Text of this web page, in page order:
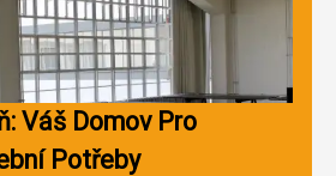
Váš Domov Pro
Potřeby